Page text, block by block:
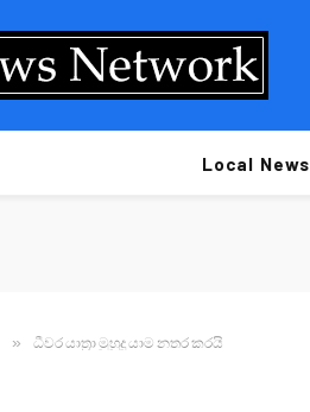
Local News
» ධීවර යාත්‍රා මුහුදු යාම නතර කරයි